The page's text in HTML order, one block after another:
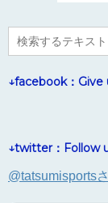
↓facebook：Give
↓twitter：Follow
@tatsumisports